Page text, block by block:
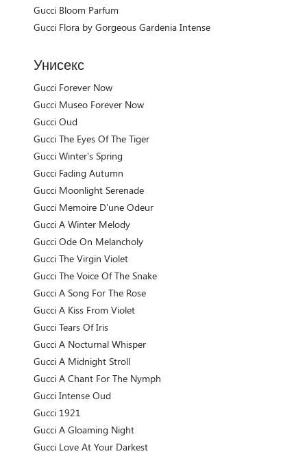
Gucci Bloom Parfum
Gucci Flora by Gorgeous Gardenia Intense
Унисекс
Gucci Forever Now
Gucci Museo Forever Now
Gucci Oud
Gucci The Eyes Of The Tiger
Gucci Winter's Spring
Gucci Fading Autumn
Gucci Moonlight Serenade
Gucci Memoire D'une Odeur
Gucci A Winter Melody
Gucci Ode On Melancholy
Gucci The Virgin Violet
Gucci The Voice Of The Snake
Gucci A Song For The Rose
Gucci A Kiss From Violet
Gucci Tears Of Iris
Gucci A Nocturnal Whisper
Gucci A Midnight Stroll
Gucci A Chant For The Nymph
Gucci Intense Oud
Gucci 1921
Gucci A Gloaming Night
Gucci Love At Your Darkest